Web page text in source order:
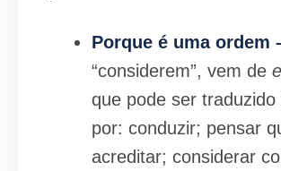
Porque é uma ordem
“considerem”, vem de
que pode ser traduzido
por: conduzir; pensar
acreditar; considerar